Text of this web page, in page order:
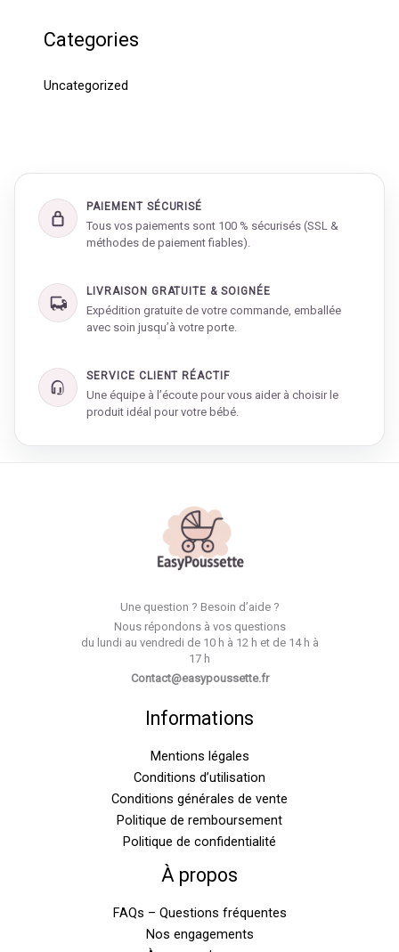
Categories
Uncategorized
PAIEMENT SÉCURISÉ
Tous vos paiements sont 100 % sécurisés (SSL &
méthodes de paiement fiables).
LIVRAISON GRATUITE & SOIGNÉE
Expédition gratuite de votre commande, emballée
avec soin jusqu’à votre porte.
SERVICE CLIENT RÉACTIF
Une équipe à l’écoute pour vous aider à choisir le
produit idéal pour votre bébé.
Une question ? Besoin d’aide ?
Nous répondons à vos questions
du lundi au vendredi de 10 h à 12 h et de 14 h à
17 h
Contact@easypoussette.fr
Informations
Mentions légales
Conditions d’utilisation
Conditions générales de vente
Politique de remboursement
Politique de confidentialité
À propos
FAQs – Questions fréquentes
Nos engagements